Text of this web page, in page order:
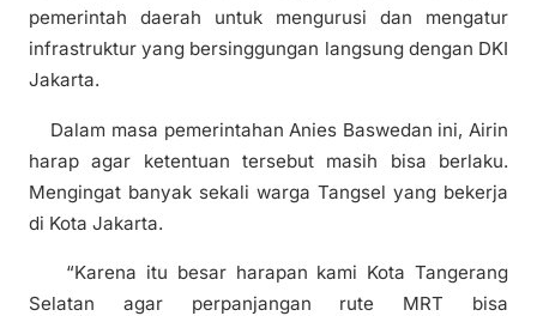
pemerintah daerah untuk mengurusi dan mengatur
infrastruktur yang bersinggungan langsung dengan DKI
Jakarta.
Dalam masa pemerintahan Anies Baswedan ini, Airin
harap agar ketentuan tersebut masih bisa berlaku.
Mengingat banyak sekali warga Tangsel yang bekerja
di Kota Jakarta.
“Karena itu besar harapan kami Kota Tangerang
Selatan agar perpanjangan rute MRT bisa